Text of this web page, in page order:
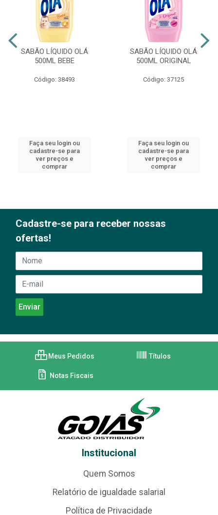
SABÃO LÍQUIDO OLÁ
500ML BEBE
Código: 38493
Faça seu login ou
cadastre-se para
ver preços e
comprar
SABÃO LÍQUIDO OLÁ
500ML ORIGINAL
Código: 37125
Faça seu login ou
cadastre-se para
ver preços e
comprar
Cadastre-se para receber nossas
ofertas!
Meus Pedidos Títulos
Notas Fiscais
Institucional
Quem Somos
Relatório de igualdade salarial
Política de Privacidade